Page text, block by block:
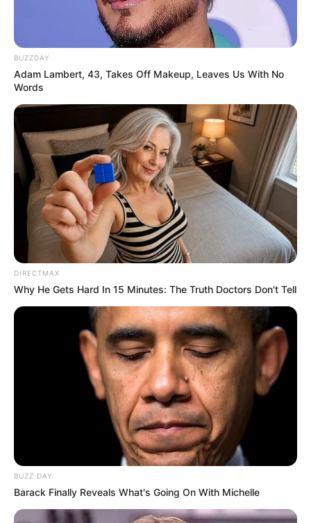
BUZZDAY
Adam Lambert, 43, Takes Off Makeup, Leaves Us With No
Words
DIRECTMAX
Why He Gets Hard In 15 Minutes: The Truth Doctors Don't Tell
BUZZ DAY
Barack Finally Reveals What's Going On With Michelle